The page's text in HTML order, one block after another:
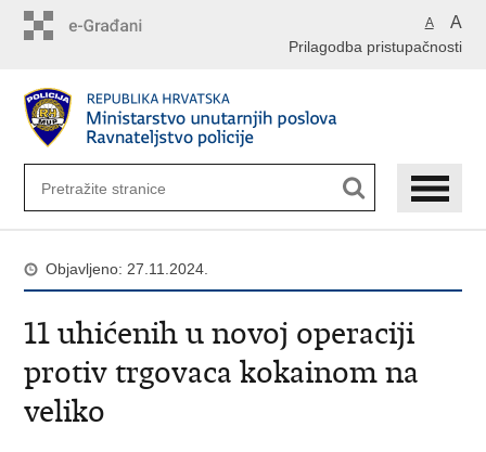
A A
Prilagodba pristupačnosti
Objavljeno: 27.11.2024.
11 uhićenih u novoj operaciji
protiv trgovaca kokainom na
veliko